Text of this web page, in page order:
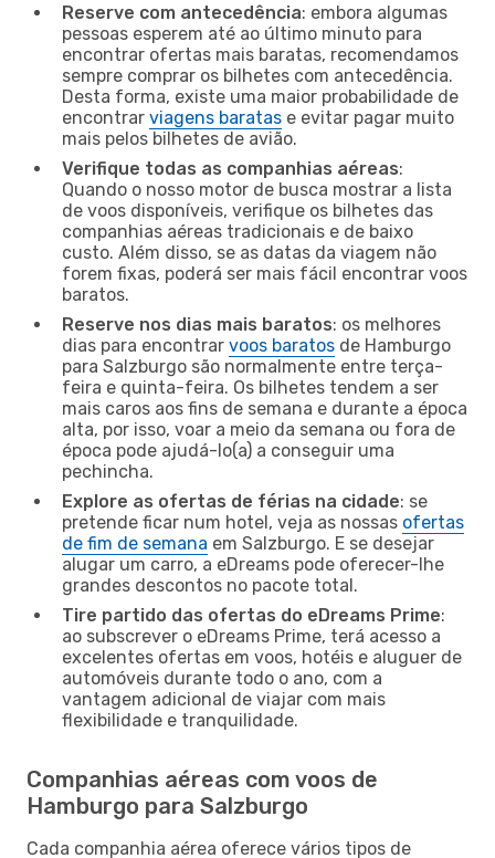
Reserve com antecedência: embora algumas
pessoas esperem até ao último minuto para
encontrar ofertas mais baratas, recomendamos
sempre comprar os bilhetes com antecedência.
Desta forma, existe uma maior probabilidade de
encontrar viagens baratas e evitar pagar muito
mais pelos bilhetes de avião.
Verifique todas as companhias aéreas:
Quando o nosso motor de busca mostrar a lista
de voos disponíveis, verifique os bilhetes das
companhias aéreas tradicionais e de baixo
custo. Além disso, se as datas da viagem não
forem fixas, poderá ser mais fácil encontrar voos
baratos.
Reserve nos dias mais baratos: os melhores
dias para encontrar voos baratos de Hamburgo
para Salzburgo são normalmente entre terça-
feira e quinta-feira. Os bilhetes tendem a ser
mais caros aos fins de semana e durante a época
alta, por isso, voar a meio da semana ou fora de
época pode ajudá-lo(a) a conseguir uma
pechincha.
Explore as ofertas de férias na cidade: se
pretende ficar num hotel, veja as nossas ofertas
de fim de semana em Salzburgo. E se desejar
alugar um carro, a eDreams pode oferecer-lhe
grandes descontos no pacote total.
Tire partido das ofertas do eDreams Prime:
ao subscrever o eDreams Prime, terá acesso a
excelentes ofertas em voos, hotéis e aluguer de
automóveis durante todo o ano, com a
vantagem adicional de viajar com mais
flexibilidade e tranquilidade.
Companhias aéreas com voos de
Hamburgo para Salzburgo
Cada companhia aérea oferece vários tipos de